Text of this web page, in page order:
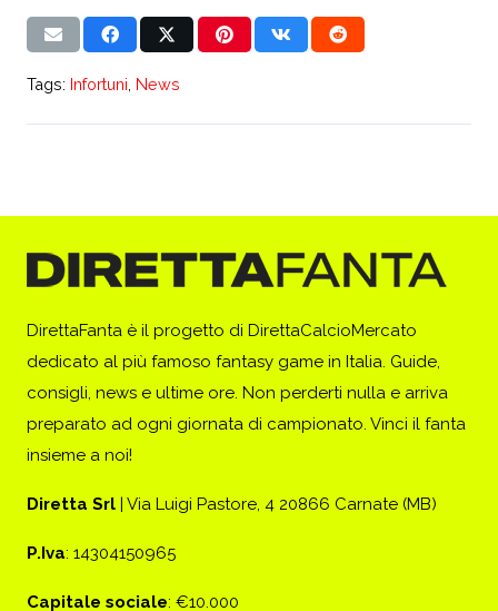
Tags: Infortuni News
DirettaFanta è il progetto di DirettaCalcioMercato
dedicato al più famoso fantasy game in Italia. Guide,
consigli, news e ultime ore. Non perderti nulla e arriva
preparato ad ogni giornata di campionato. Vinci il fanta
insieme a noi!
Diretta Srl | Via Luigi Pastore, 4 20866 Carnate (MB)
P.Iva: 14304150965
Capitale sociale: €10.000